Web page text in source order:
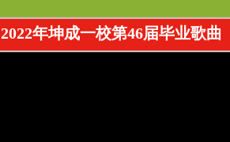
2022年坤成一校第46届毕业歌曲